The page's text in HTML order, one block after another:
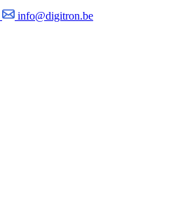
info@digitron.be